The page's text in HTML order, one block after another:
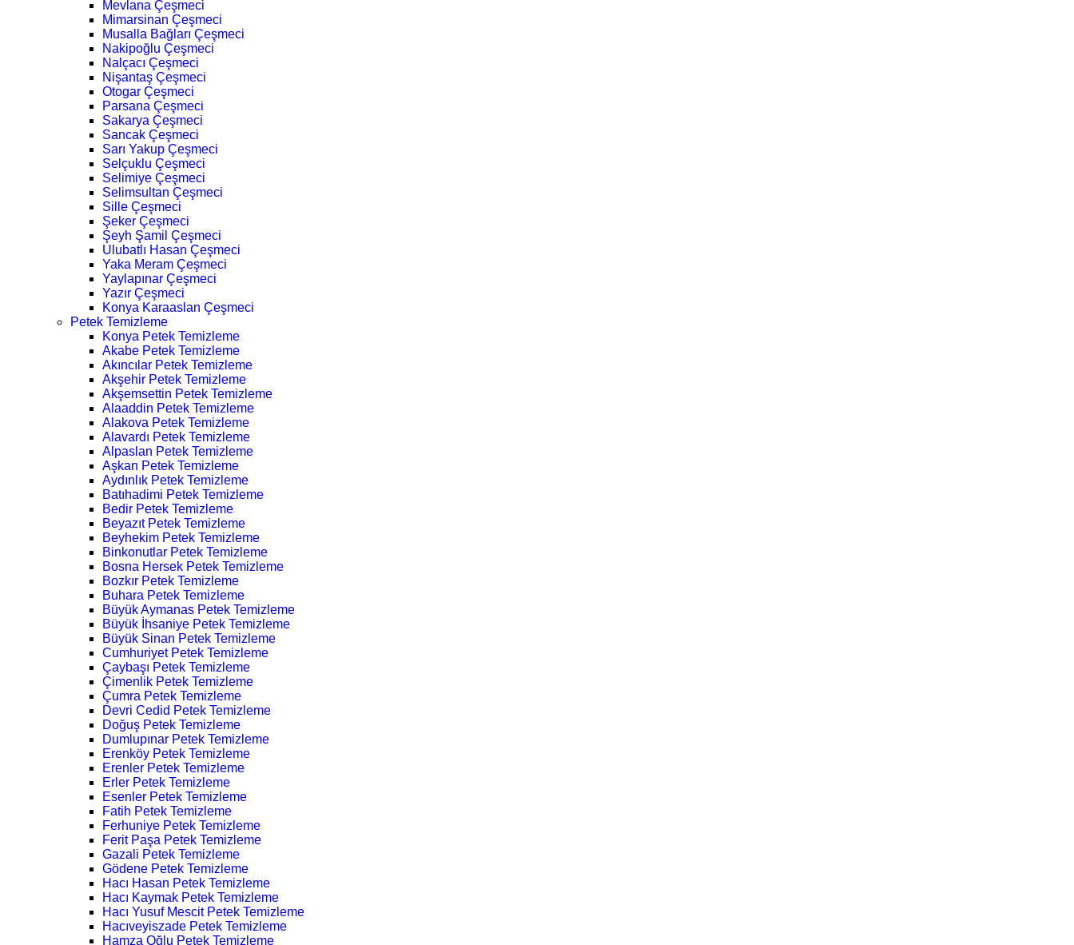
Mevlana Çeşmeci
Mimarsinan Çeşmeci
Musalla Bağları Çeşmeci
Nakipoğlu Çeşmeci
Nalçacı Çeşmeci
Nişantaş Çeşmeci
Otogar Çeşmeci
Parsana Çeşmeci
Sakarya Çeşmeci
Sancak Çeşmeci
Sarı Yakup Çeşmeci
Selçuklu Çeşmeci
Selimiye Çeşmeci
Selimsultan Çeşmeci
Sille Çeşmeci
Şeker Çeşmeci
Şeyh Şamil Çeşmeci
Ulubatlı Hasan Çeşmeci
Yaka Meram Çeşmeci
Yaylapınar Çeşmeci
Yazır Çeşmeci
Konya Karaaslan Çeşmeci
Petek Temizleme
Konya Petek Temizleme
Akabe Petek Temizleme
Akıncılar Petek Temizleme
Akşehir Petek Temizleme
Akşemsettin Petek Temizleme
Alaaddin Petek Temizleme
Alakova Petek Temizleme
Alavardı Petek Temizleme
Alpaslan Petek Temizleme
Aşkan Petek Temizleme
Aydınlık Petek Temizleme
Batıhadimi Petek Temizleme
Bedir Petek Temizleme
Beyazıt Petek Temizleme
Beyhekim Petek Temizleme
Binkonutlar Petek Temizleme
Bosna Hersek Petek Temizleme
Bozkır Petek Temizleme
Buhara Petek Temizleme
Büyük Aymanas Petek Temizleme
Büyük İhsaniye Petek Temizleme
Büyük Sinan Petek Temizleme
Cumhuriyet Petek Temizleme
Çaybaşı Petek Temizleme
Çimenlik Petek Temizleme
Çumra Petek Temizleme
Devri Cedid Petek Temizleme
Doğuş Petek Temizleme
Dumlupınar Petek Temizleme
Erenköy Petek Temizleme
Erenler Petek Temizleme
Erler Petek Temizleme
Esenler Petek Temizleme
Fatih Petek Temizleme
Ferhuniye Petek Temizleme
Ferit Paşa Petek Temizleme
Gazali Petek Temizleme
Gödene Petek Temizleme
Hacı Hasan Petek Temizleme
Hacı Kaymak Petek Temizleme
Hacı Yusuf Mescit Petek Temizleme
Hacıveyiszade Petek Temizleme
Hamza Oğlu Petek Temizleme